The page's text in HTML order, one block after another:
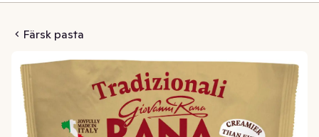
Färsk pasta
& Chili